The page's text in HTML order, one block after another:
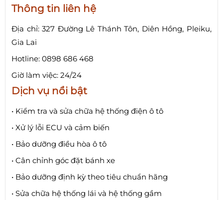
Thông tin liên hệ
Địa chỉ: 327 Đường Lê Thánh Tôn, Diên Hồng, Pleiku,
Gia Lai
Hotline: 0898 686 468
Giờ làm việc: 24/24
Dịch vụ nổi bật
• Kiểm tra và sửa chữa hệ thống điện ô tô
• Xử lý lỗi ECU và cảm biến
• Bảo dưỡng điều hòa ô tô
• Cân chỉnh góc đặt bánh xe
• Bảo dưỡng định kỳ theo tiêu chuẩn hãng
• Sửa chữa hệ thống lái và hệ thống gầm